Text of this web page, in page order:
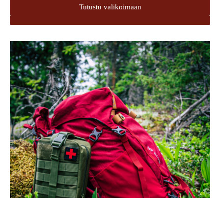
Tutustu valikoimaan